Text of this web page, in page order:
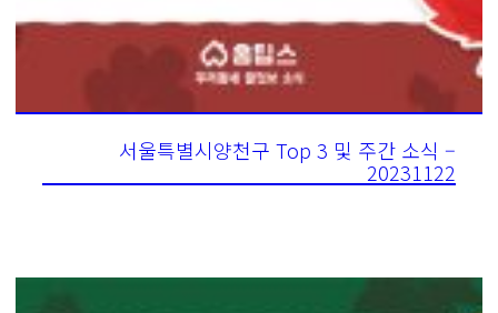
서울특별시양천구 Top 3 및 주간 소식 –
20231122